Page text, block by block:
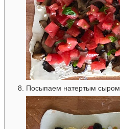
Посыпаем натертым сыром.